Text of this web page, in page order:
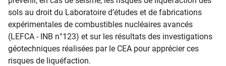
sols au droit du Laboratoire d’études et de fabrications
expérimentales de combustibles nucléaires avancés
(LEFCA - INB n°123) et sur les résultats des investigations
géotechniques réalisées par le CEA pour apprécier ces
risques de liquéfaction.